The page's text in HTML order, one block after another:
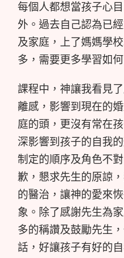
每個人都想當孩子心
外。過去自己認為已
及家庭，上了媽媽學
多，需要更多學習如
課程中，神讓我看見
離感，影響到現在的
庭的頭，更沒有常在
深影響到孩子的自我
制定的順序及角色不
歉，懇求先生的原諒
的醫治，讓神的愛來
象。除了感謝先生為
多的稱讚及鼓勵先生
話，好讓孩子有好的